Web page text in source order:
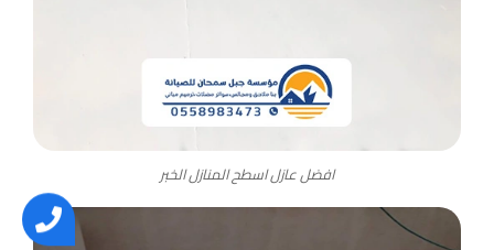
افضل عازل اسطح المنازل الخبر